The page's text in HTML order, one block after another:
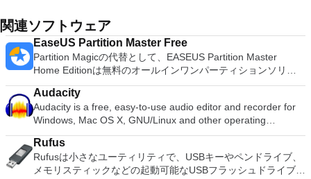
関連ソフトウェア
EaseUS Partition Master Free
Partition Magicの代替として、EASEUS Partition Master
Home Editionは無料のオールインワンパーティションソリュ
ーションおよびディスク管理ユーティリティです。パーティシ
ョンの拡張（特にシステムドライブ用）、ディスク領域の管
理、MBRおよびGUIDパーティションテーブル（GPT）ディス
クのディスク領域不足の問題の解決を可能にします。 パーテ
ィションのサイズ変更/移動システムドライブを拡張するディ
スクとパーティションをコピーパーティションをマージ分割パ
ーティション空き領域を再分配するダイナミックディスクの変
換パーティションを回復する
Audacity
Audacity is a free, easy-to-use audio editor and recorder for
Windows, Mac OS X, GNU/Linux and other operating
systems. You can use Audacity to: Record live audio. Convert
tapes and records into digital recordings or CDs. Edit Ogg
Vorbis, MP3, WAV or AIFF sound files. Cut, copy, splice or mix
sounds together. Change the speed or pitch of a recording.
Rufus
Rufusは小さなユーティリティで、USBキーやペンドライブ、
メモリスティックなどの起動可能なUSBフラッシュドライブを